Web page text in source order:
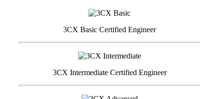
3CX Basic Certified Engineer
3CX Intermediate Certified Engineer